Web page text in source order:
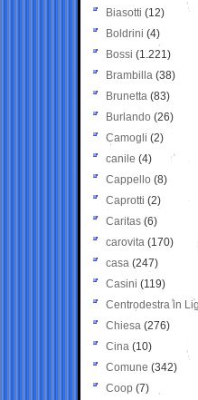
Biasotti (12)
Boldrini (4)
Bossi (1.221)
Brambilla (38)
Brunetta (83)
Burlando (26)
Camogli (2)
canile (4)
Cappello (8)
Caprotti (2)
Caritas (6)
carovita (170)
casa (247)
Casini (119)
Centrodestra in
Chiesa (276)
Cina (10)
Comune (342)
Coop (7)